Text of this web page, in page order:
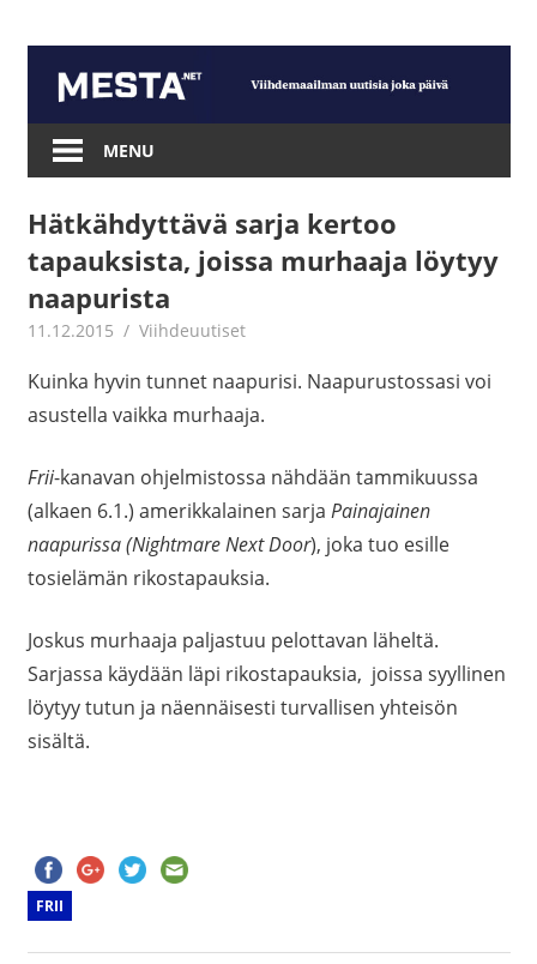
content
Mesta.net
MENU
Hätkähdyttävä sarja kertoo
tapauksista, joissa murhaaja löytyy
naapurista
11.12.2015 mestanet
Viihdeuutiset
Kuinka hyvin tunnet naapurisi. Naapurustossasi voi
asustella vaikka murhaaja.
Frii-kanavan ohjelmistossa nähdään tammikuussa
(alkaen 6.1.) amerikkalainen sarja Painajainen
naapurissa (Nightmare Next Door), joka tuo esille
tosielämän rikostapauksia.
Joskus murhaaja paljastuu pelottavan läheltä.
Sarjassa käydään läpi rikostapauksia, joissa syyllinen
löytyy tutun ja näennäisesti turvallisen yhteisön
sisältä.
FRII